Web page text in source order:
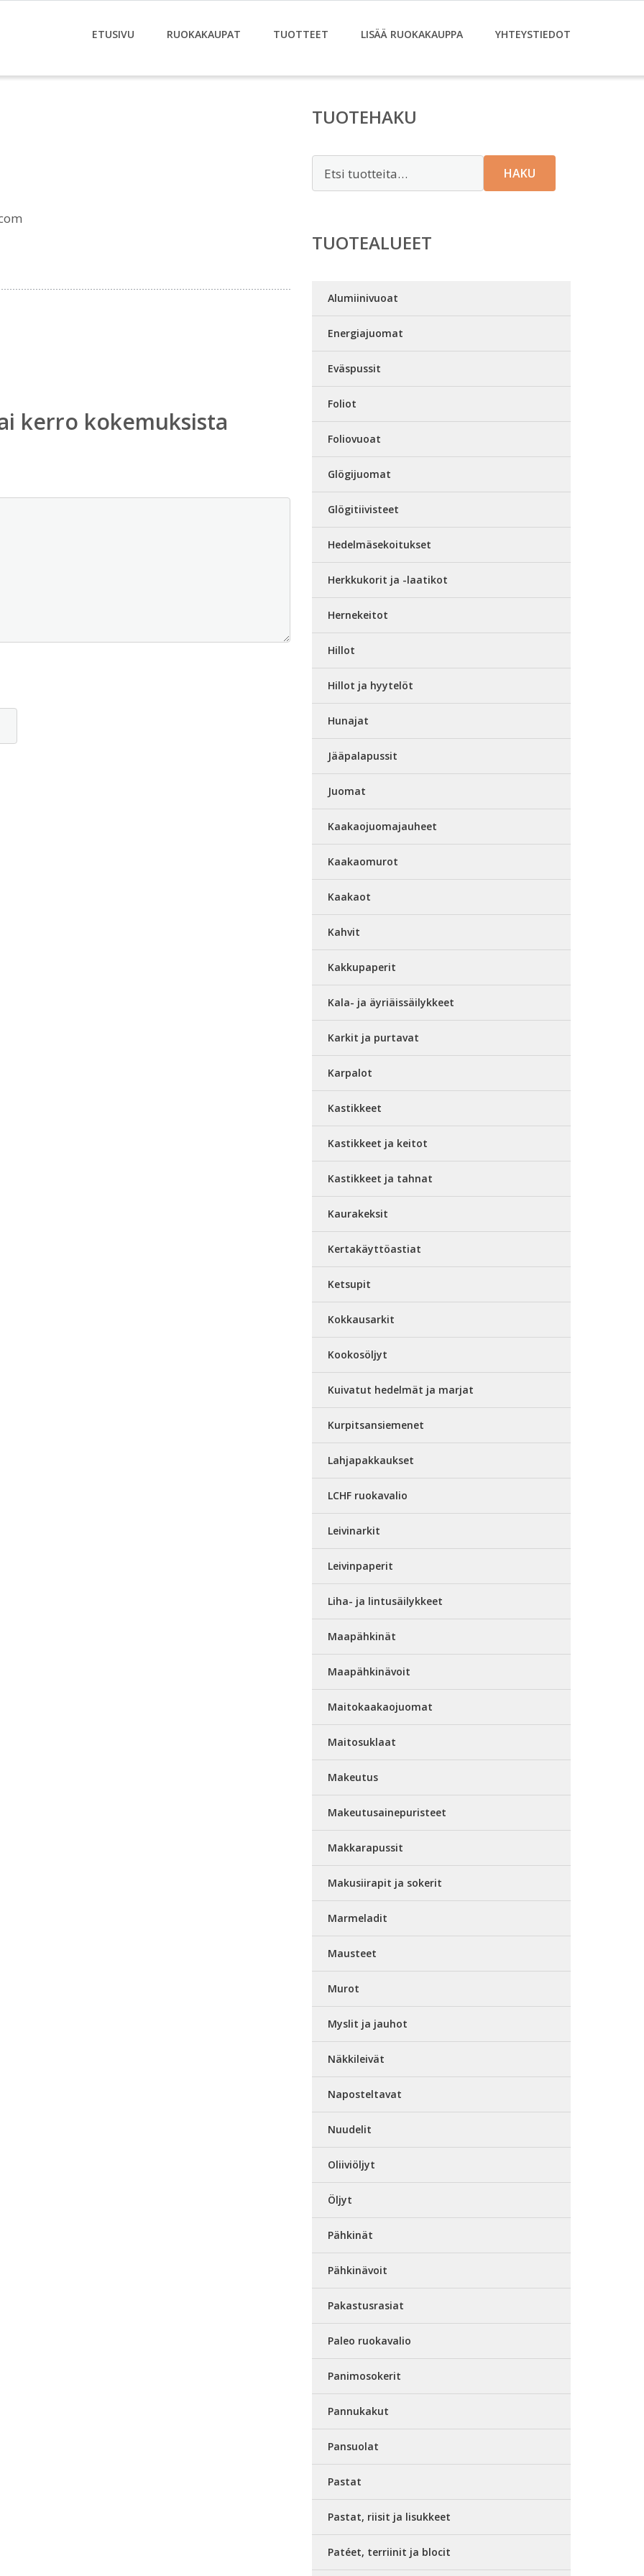
ETUSIVU RUOKAKAUPAT TUOTTEET LISÄÄ RUOKAKAUPPA YHTEYSTIEDOT
kerro kokemuksista
TUOTEHAKU
HAKU
TUOTEALUEET
Alumiinivuoat
Energiajuomat
Eväspussit
Foliot
Foliovuoat
Glögijuomat
Glögitiivisteet
Hedelmäsekoitukset
Herkkukorit ja -laatikot
Hernekeitot
Hillot
Hillot ja hyytelöt
Hunajat
Jääpalapussit
Juomat
Kaakaojuomajauheet
Kaakaomurot
Kaakaot
Kahvit
Kakkupaperit
Kala- ja äyriäissäilykkeet
Karkit ja purtavat
Karpalot
Kastikkeet
Kastikkeet ja keitot
Kastikkeet ja tahnat
Kaurakeksit
Kertakäyttöastiat
Ketsupit
Kokkausarkit
Kookosöljyt
Kuivatut hedelmät ja marjat
Kurpitsansiemenet
Lahjapakkaukset
LCHF ruokavalio
Leivinarkit
Leivinpaperit
Liha- ja lintusäilykkeet
Maapähkinät
Maapähkinävoit
Maitokaakaojuomat
Maitosuklaat
Makeutus
Makeutusainepuristeet
Makkarapussit
Makusiirapit ja sokerit
Marmeladit
Mausteet
Murot
Myslit ja jauhot
Näkkileivät
Naposteltavat
Nuudelit
Oliiviöljyt
Öljyt
Pähkinät
Pähkinävoit
Pakastusrasiat
Paleo ruokavalio
Panimosokerit
Pannukakut
Pansuolat
Pastat
Pastat, riisit ja lisukkeet
Patéet, terriinit ja blocit